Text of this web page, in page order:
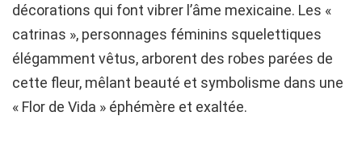
décorations qui font vibrer l’âme mexicaine. Les «
catrinas », personnages féminins squelettiques
élégamment vêtus, arborent des robes parées de
cette fleur, mêlant beauté et symbolisme dans une
« Flor de Vida » éphémère et exaltée.